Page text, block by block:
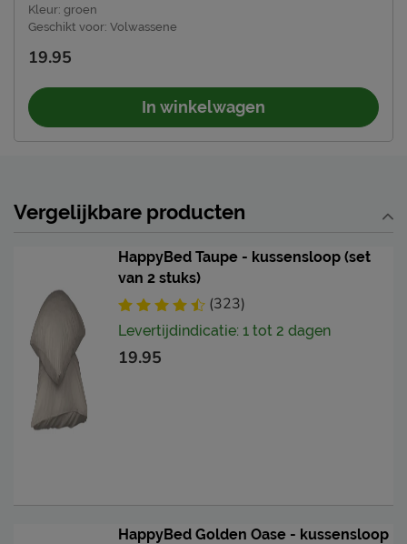
Kleur: groen
Geschikt voor: Volwassene
19.95
In winkelwagen
Vergelijkbare producten
HappyBed Taupe - kussensloop (set
van 2 stuks)
(323)
Levertijdindicatie: 1 tot 2 dagen
19.95
HappyBed Golden Oase - kussensloop